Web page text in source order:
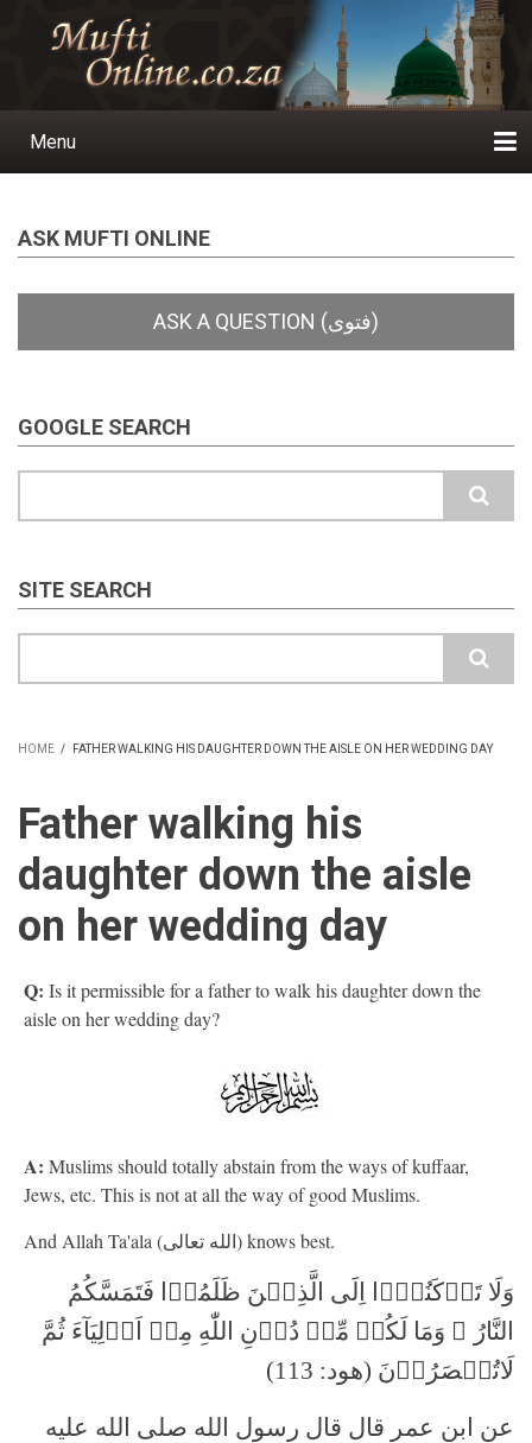
Main
Menu
ASK MUFTI ONLINE
GOOGLE SEARCH
SITE SEARCH
HOME / FATHER WALKING HIS DAUGHTER DOWN THE AISLE ON HER WEDDING DAY
Father walking his
daughter down the aisle
on her wedding day
Q: Is it permissible for a father to walk his daughter down the
aisle on her wedding day?
A: Muslims should totally abstain from the ways of kuffaar,
Jews, etc. This is not at all the way of good Muslims.
And Allah Ta'ala (الله تعالى) knows best.
وَلَا تَرۡکَنُوۡۤا اِلَی الَّذِیۡنَ ظَلَمُوۡا فَتَمَسَّکُمُ
النَّارُ ۙ وَمَا لَکُمۡ مِّنۡ دُوۡنِ اللّٰهِ مِنۡ اَوۡلِیَآءَ ثُمَّ
لَاتُنۡصَرُوۡنَ (هود: 113)
عن ابن عمر قال قال رسول الله صلى الله عليه